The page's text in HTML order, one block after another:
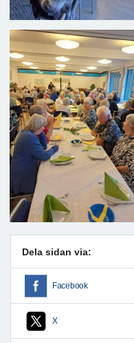
Dela sidan via:
Facebook
X